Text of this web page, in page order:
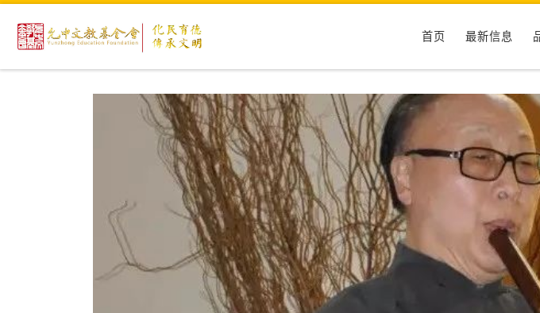
Skip to content
首页 最新信息